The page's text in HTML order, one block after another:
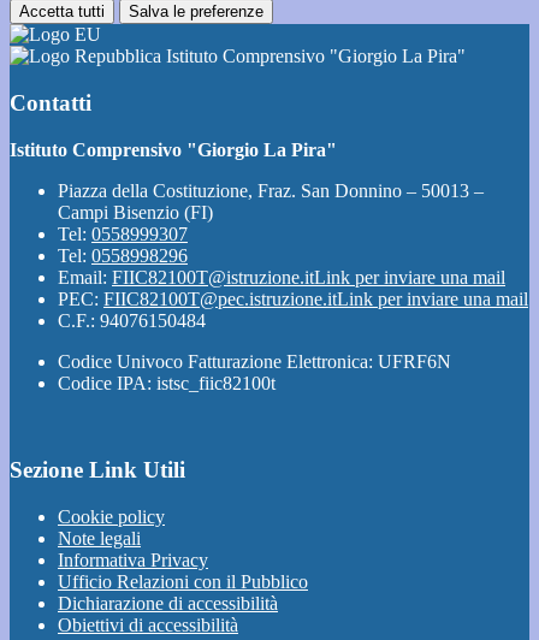
Accetta tutti Salva le preferenze
Istituto Comprensivo "Giorgio La Pira"
Contatti
Istituto Comprensivo "Giorgio La Pira"
Piazza della Costituzione, Fraz. San Donnino – 50013 –
Campi Bisenzio (FI)
Tel: 0558999307
Tel: 0558998296
Email: FIIC82100T@istruzione.itLink per inviare una mail
PEC: FIIC82100T@pec.istruzione.itLink per inviare una mail
C.F.: 94076150484
Codice Univoco Fatturazione Elettronica: UFRF6N
Codice IPA: istsc_fiic82100t
Sezione Link Utili
Cookie policy
Note legali
Informativa Privacy
Ufficio Relazioni con il Pubblico
Dichiarazione di accessibilità
Obiettivi di accessibilità